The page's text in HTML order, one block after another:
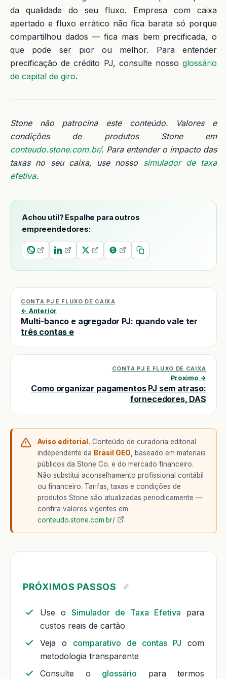
da qualidade do seu fluxo. Empresa com caixa
apertado e fluxo errático não fica barata só porque
compartilhou dados — fica mais bem precificada, o
que pode ser pior ou melhor. Para entender
precificação de crédito PJ, consulte nosso glossário
de capital de giro.
Stone não patrocina este conteúdo. Valores e
condições de produtos Stone em
conteudo.stone.com.br/. Para entender o impacto das
taxas no seu caixa, use nosso simulador de taxa
efetiva.
Achou util? Espalhe para outros
empreendedores:
CONTA PJ E FLUXO DE CAIXA
← Anterior
Multi-banco e agregador PJ: quando vale ter
três contas e
CONTA PJ E FLUXO DE CAIXA
Proximo →
Como organizar pagamentos PJ sem atraso:
fornecedores, DAS
Aviso editorial. Conteúdo de curadoria editorial
independente da Brasil GEO , baseado em materiais
públicos da Stone Co. e do mercado financeiro.
Não substitui aconselhamento profissional contábil
ou financeiro. Tarifas, taxas e condições de
produtos Stone são atualizadas periodicamente —
confira valores vigentes em
conteudo.stone.com.br/
.
PRÓXIMOS PASSOS
Use o Simulador de Taxa Efetiva para
custos reais de cartão
Veja o comparativo de contas PJ com
metodologia transparente
Consulte o glossário para termos